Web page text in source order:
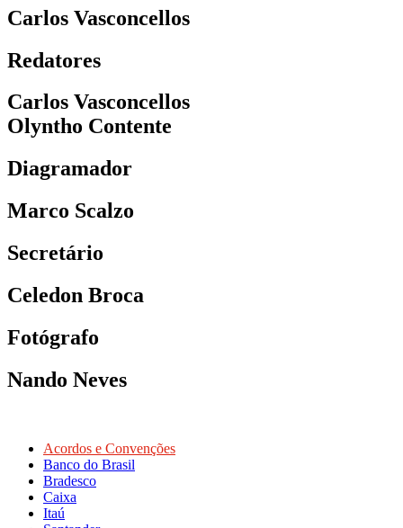
Carlos Vasconcellos
Redatores
Carlos Vasconcellos
Olyntho Contente
Diagramador
Marco Scalzo
Secretário
Celedon Broca
Fotógrafo
Nando Neves
Acordos e Convenções
Banco do Brasil
Bradesco
Caixa
Itaú